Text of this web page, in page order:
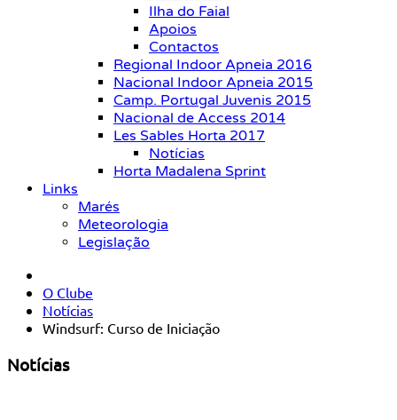
Ilha do Faial
Apoios
Contactos
Regional Indoor Apneia 2016
Nacional Indoor Apneia 2015
Camp. Portugal Juvenis 2015
Nacional de Access 2014
Les Sables Horta 2017
Notícias
Horta Madalena Sprint
Links
Marés
Meteorologia
Legislação
O Clube
Notícias
Windsurf: Curso de Iniciação
Notícias